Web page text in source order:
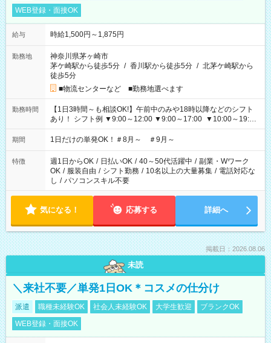
WEB登録・面接OK
給与 時給1,500円～1,875円
勤務地
神奈川県茅ヶ崎市
茅ケ崎駅から徒歩5分 / 香川駅から徒歩5分 / 北茅ケ崎駅から
徒歩5分
■物流センターなど ■勤務地選べます
勤務時間
【1日3時間～も相談OK!】午前中のみや18時以降などのシフト
あり！ シフト例 ▼9:00～12:00 ▼9:00～17:00 ▼10:00～19:00
▼18:00～21:00
期間 1日だけの単発OK！＃8月～ ＃9月～
特徴 週1日からOK / 日払いOK / 40～50代活躍中 / 副業・Wワーク
OK / 服装自由 / シフト勤務 / 10名以上の大量募集 / 電話対応な
し / パソコンスキル不要
気になる！ 応募する 詳細へ
掲載日：2026.08.06
未読
＼来社不要／単発1日OK＊コスメの仕分け
派遣 職種未経験OK 社会人未経験OK 大学生歓迎
ブランクOK
WEB登録・面接OK